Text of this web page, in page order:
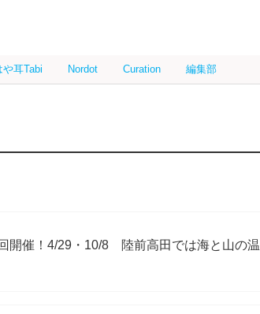
や耳Tabi Nordot Curation 編集部
開催！4/29・10/8 陸前高田では海と山の温